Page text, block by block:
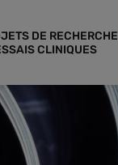
DE RECHERCHE
CLINIQUES